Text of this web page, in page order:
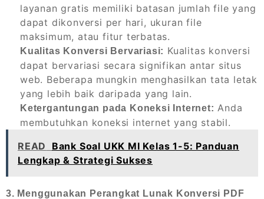
layanan gratis memiliki batasan jumlah file yang
dapat dikonversi per hari, ukuran file
maksimum, atau fitur terbatas.
Kualitas Konversi Bervariasi: Kualitas konversi
dapat bervariasi secara signifikan antar situs
web. Beberapa mungkin menghasilkan tata letak
yang lebih baik daripada yang lain.
Ketergantungan pada Koneksi Internet: Anda
membutuhkan koneksi internet yang stabil.
READ
Bank Soal UKK MI Kelas 1-5: Panduan
Lengkap & Strategi Sukses
3. Menggunakan Perangkat Lunak Konversi PDF